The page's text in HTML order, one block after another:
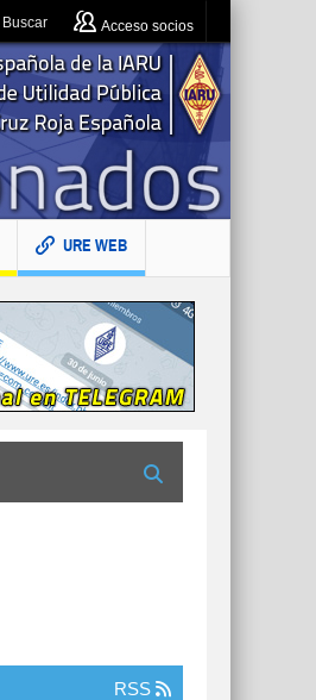
Buscar Acceso socios
URE WEB
RSS